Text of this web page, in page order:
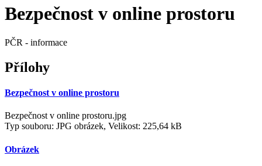
Bezpečnost v online prostoru
PČR - informace
Přílohy
Bezpečnost v online prostoru
Bezpečnost v online prostoru.jpg
Typ souboru: JPG obrázek, Velikost: 225,64 kB
Obrázek